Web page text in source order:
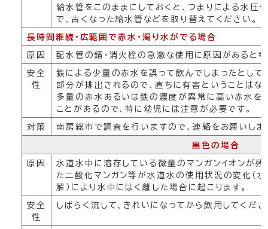
給水管をこのままにしておくと、つまりによる水圧
で、古くなった給水管などを取り替えてください。
長時間継続・広範囲で赤水・濁り水がでる場合
原因 配水管の錆・消火栓の急激な使用に原因があると考
安全
性
鉄による少量の赤水を誤って飲んでしまったとし
部分が排出されるので、直ちに有害ということはな
多量の赤水あるいは鉄の濃度が異常に高い赤水を
ことがあるので、特に幼児には注意が必要です。
対策 南房総市で調査を行いますので、連絡をお願いしま
黒色の場合
原因
水道水中に溶存している微量のマンガンイオンが
た二酸化マンガン等が水道水の使用状況の変化（
解）により水中にはく離した場合に起こります。
安全
性
しばらく流して、きれいになってから飲用してくださ